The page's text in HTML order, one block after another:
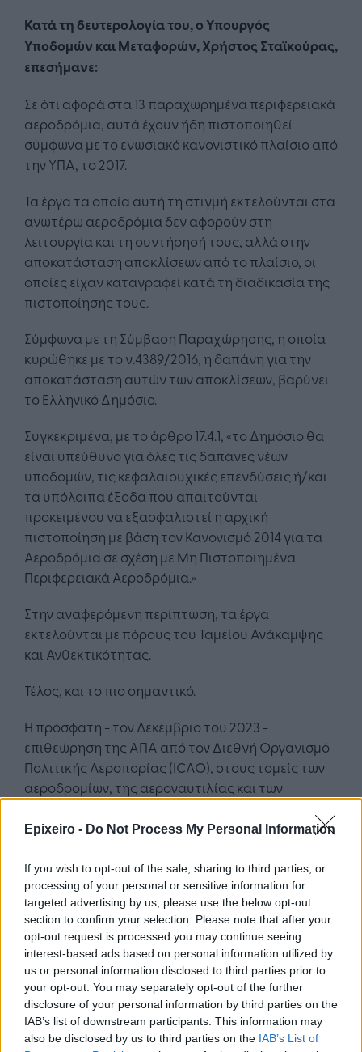
Epixeiro - Do Not Process My Personal Information
If you wish to opt-out of the sale, sharing to third parties, or
processing of your personal or sensitive information for
targeted advertising by us, please use the below opt-out
section to confirm your selection. Please note that after your
opt-out request is processed you may continue seeing
interest-based ads based on personal information utilized by
us or personal information disclosed to third parties prior to
your opt-out. You may separately opt-out of the further
disclosure of your personal information by third parties on the
IAB’s list of downstream participants. This information may
also be disclosed by us to third parties on the IAB’s List of
Κατά τη δευτερολογία του, ο Υπουργός
Υποδομών και Μεταφορών, Χρήστος Σταϊκούρας,
επεσήμανε:
Σε ότι αφορά στα 13 παραχωρημένα περιφερειακά
αεροδρόμια, αυτά έχουν ήδη πιστοποιηθεί
σύμφωνα με το ενωσιακό κανονιστικό πλαίσιο από
την ΥΠΑ, το 2017.
Τα έργα τα οποία αυτή τη στιγμή εκτελούνται στα
ανωτέρω αεροδρόμια δεν αφορούν στη
λειτουργία και τη συντήρησή τους, αλλά στην
αποκατάσταση αποκλίσεων από το πλαίσιο, οι
οποίες είχαν καταγραφεί κατά τη διαδικασία της
πιστοποίησής τους.
Σύμφωνα με τη Σύμβαση Παραχώρησης, η οποία
κυρώθηκε με το ν.4389/2016, η δαπάνη για την
αποκατάσταση αυτών των αποκλίσεων, βαρύνει
το Ελληνικό Δημόσιο.
Συγκεκριμένα, με το άρθρο 17.4.1, «το Δημόσιο θα
είναι υπεύθυνο για όλες τις δαπάνες νέων
υποδομών, τις κεφαλαιουχικές επενδύσεις ή/και
τα υπόλοιπα έξοδα που απαιτούνται
προκειμένου να εξασφαλιστεί η αρχική
πιστοποίηση με βάση τον Κανονισμό 2014 για τα
Αεροδρόμια σε σχέση με Μη Πιστοποιημένα
Περιφερειακά Αεροδρόμια.»
Στην αναφερόμενη περίπτωση, τα έργα
εκτελούνται με πόρους του Ταμείου Ανάκαμψης
και Ανθεκτικότητας.
Τέλος, και το πιο σημαντικό.
Η πρόσφατη - τον Δεκέμβριο του 2023 -
επιθεώρηση της ΑΠΑ από τον Διεθνή Οργανισμό
Πολιτικής Αεροπορίας (ICAO), στους τομείς των
αεροδρομίων, της αεροναυτιλίας και των
πιστοποίηση και το έλεγχο των αεροπορικών
αδειοδότηση χειριστών αεροσκαφών κλπ., καθώς
και στους τομείς οργάνωσης και νομοθεσίας,
ολοκληρώθηκε με θετικά - για τη χώρα -
αποτελέσματα.
Η Ελλάδα αύξησε τα επίπεδα αποτελεσματικής
εφαρμογής των διεθνών προτύπων από το 69,1%
στο 74,9%, όταν παγκοσμίως - ο μέσος όρος -
βρίσκεται στο 69,3%.